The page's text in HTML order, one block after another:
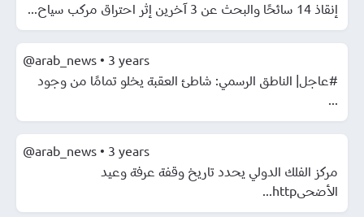
إنقاذ 14 سائحًا والبحث عن 3 آخرين إثر احتراق مركب سياح...
@arab_news • 3 years
#عاجل| الناطق الرسمي: شاطئ العقبة يخلو تمامًا من وجود
...
@arab_news • 3 years
مركز الفلك الدولي يحدد تاريخ وقفة عرفة وعيد
الأضحىhttp...